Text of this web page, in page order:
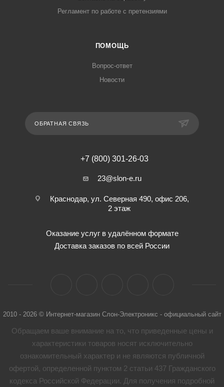
Регламент по работе с претензиями
ПОМОЩЬ
Вопрос-ответ
Новости
ОБРАТНАЯ СВЯЗЬ
+7 (800) 301-26-03
23@slon-e.ru
Краснодар, ул. Северная 490, офис 206,
2 этаж
Оказание услуг в удалённом формате
Доставка заказов по всей России
2010 - 2026 © Интернет-магазин Слон-Электроникс - официальный сайт
Обращаем ваше внимание на то, что приведенные цены и
характеристики товaров носят исключительно
ознакомительный характер и не являются публичной
офертой, определенной пунктом 2 статьи 437 Гражданского
кодекса Российской Федерации. Для получения подробной